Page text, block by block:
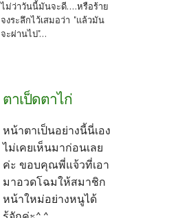
ไม่ว่าวันนี้มันจะดี....หรือร้าย
จงระลึกไว้เสมอว่า "แล้วมัน
จะผ่านไป"...
ตาเป็ดตาไก่
หน้าตาเป็นอย่างนี้นี่เอง
ไม่เคยเห็นมาก่อนเลย
ค่ะ ขอบคุณพี่แจ้วที่เอา
มาอวดโฉมให้สมาชิก
หน้าใหม่อย่างหนูได้